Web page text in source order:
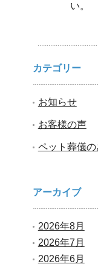
い。
カテゴリー
お知らせ
お客様の声
ペット葬儀
アーカイブ
2026年8月
2026年7月
2026年6月